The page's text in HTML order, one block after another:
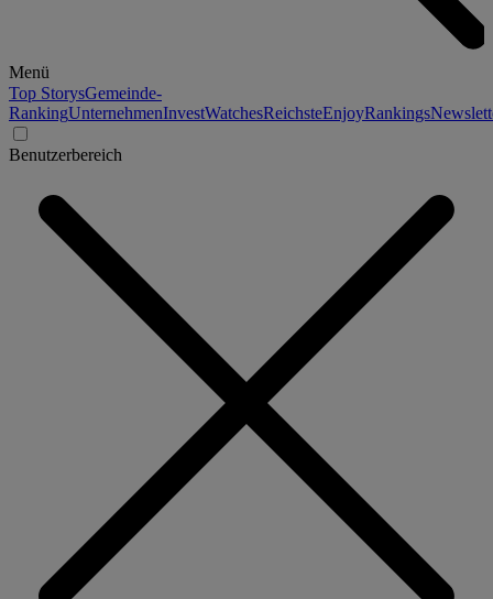
Menü
Top StorysGemeinde-
RankingUnternehmenInvestWatchesReichsteEnjoyRankings
Benutzerbereich